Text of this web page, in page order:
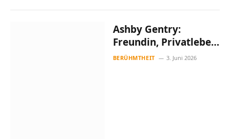
Ashby Gentry:
Freundin, Privatleben
und Karriere des
BERÜHMTHEIT 3. Juni 2026